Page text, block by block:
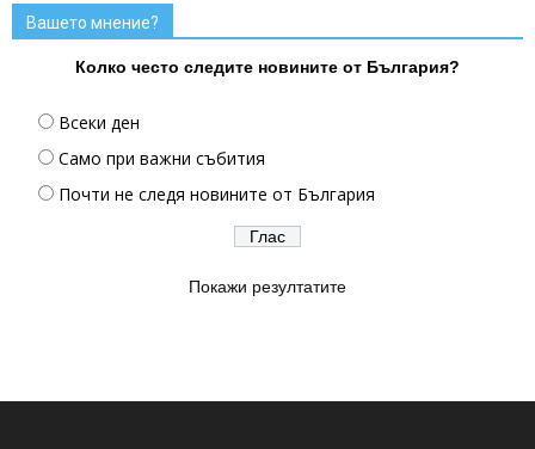
Вашето мнение?
Колко често следите новините от България?
Всеки ден
Само при важни събития
Почти не следя новините от България
Покажи резултатите